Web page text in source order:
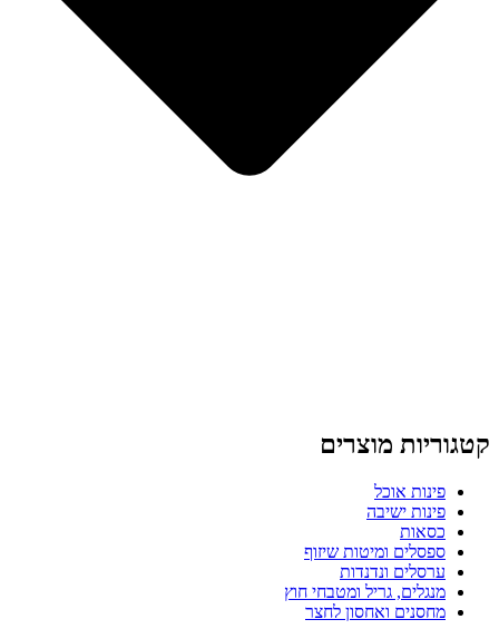
קטגוריות מוצרים
פינות אוכל
פינות ישיבה
כסאות
ספסלים ומיטות שיזוף
ערסלים ונדנדות
מנגלים, גריל ומטבחי חוץ
מחסנים ואחסון לחצר